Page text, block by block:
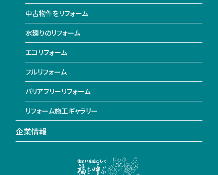
中古物件をリフォーム
水廻りのリフォーム
エコリフォーム
フルリフォーム
バリアフリーリフォーム
リフォーム施工ギャラリー
企業情報